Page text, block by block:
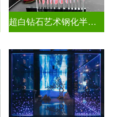
超白钻石艺术钢化半透明压花玻璃